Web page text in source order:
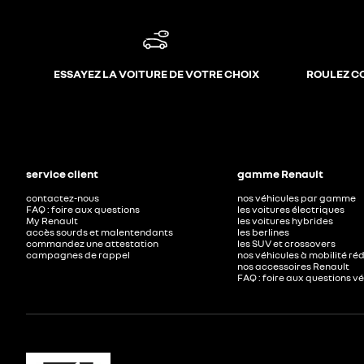
ESSAYEZ LA VOITURE DE VOTRE CHOIX
ROULEZ
service client
contactez-nous
FAQ : foire aux questions
My Renault
accès sourds et malentendants
commandez une attestation
campagnes de rappel
gamme Renault
nos véhicules par gamme
les voitures électriques
les voitures hybrides
les berlines
les SUV et crossovers
nos véhicules à mobilité
nos accessoires Renault​
FAQ : foire aux questions